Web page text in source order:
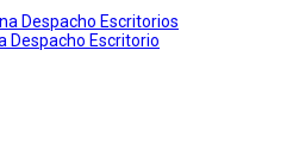
Despacho Escritorios
Despacho Escritorio